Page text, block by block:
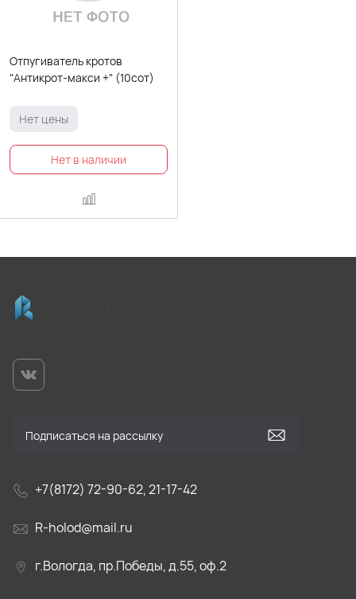
Отпугиватель кротов
"Антикрот-макси +" (10сот)
Нет цены
+7(8172) 72-90-62, 21-17-42
R-holod@mail.ru
г.Вологда, пр.Победы, д.55, оф.2